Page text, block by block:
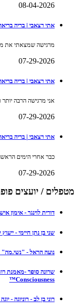
08-04-2026
אתי רצאבי | בריה
מרגישה שמצאתי את
07-29-2026
אתי רצאבי | בריה
אני מרגישה הרבה יותר
07-29-2026
אתי רצאבי | בריה
כבר אחרי הימים
07-29-2026
מטפלים / יועצים
דורית לוינגר - אימון
שני בן נתן חיימי -
נועה הראל - "נשי.מה"
Consciousness™
רוני בן לב - רוניוגה -